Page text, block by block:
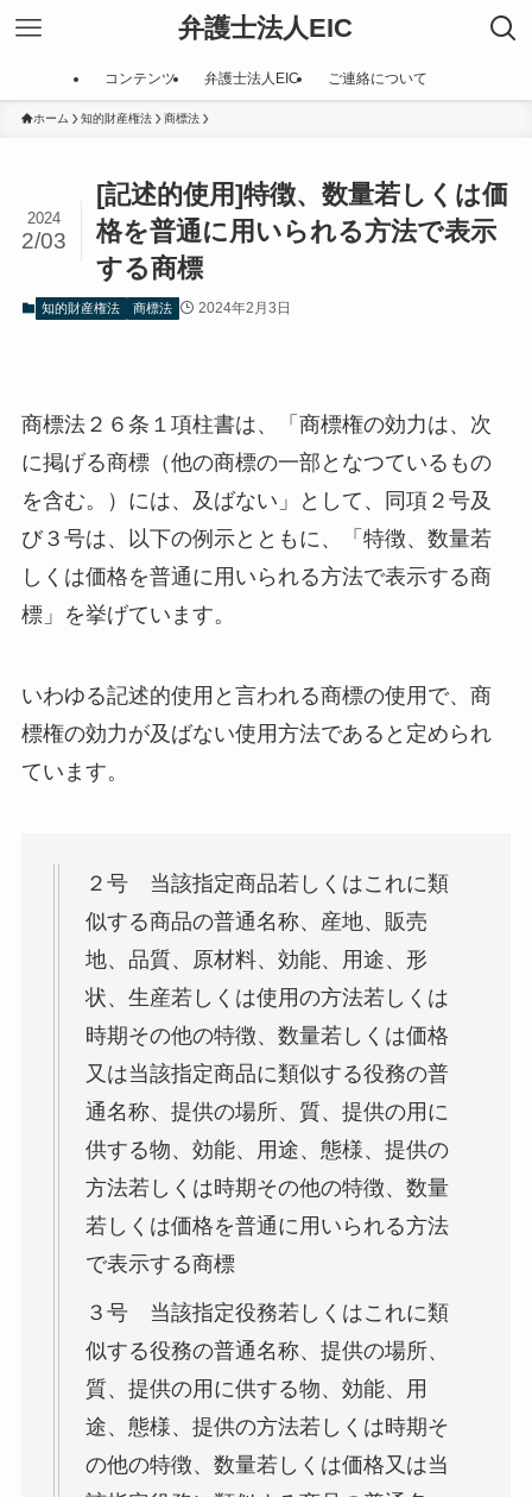
弁護士法人EIC
コンテンツ 弁護士法人EIC ご連絡について
ホーム 知的財産権法 商標法
[記述的使用]特徴、数量若しくは価
格を普通に用いられる方法で表示
する商標
2024
2/03
知的財産権法 商標法 2024年2月3日
商標法２６条１項柱書は、「商標権の効力は、次
に掲げる商標（他の商標の一部となつているもの
を含む。）には、及ばない」として、同項２号及
び３号は、以下の例示とともに、「特徴、数量若
しくは価格を普通に用いられる方法で表示する商
標」を挙げています。
いわゆる記述的使用と言われる商標の使用で、商
標権の効力が及ばない使用方法であると定められ
ています。
２号 当該指定商品若しくはこれに類
似する商品の普通名称、産地、販売
地、品質、原材料、効能、用途、形
状、生産若しくは使用の方法若しくは
時期その他の特徴、数量若しくは価格
又は当該指定商品に類似する役務の普
通名称、提供の場所、質、提供の用に
供する物、効能、用途、態様、提供の
方法若しくは時期その他の特徴、数量
若しくは価格を普通に用いられる方法
で表示する商標
３号 当該指定役務若しくはこれに類
似する役務の普通名称、提供の場所、
質、提供の用に供する物、効能、用
途、態様、提供の方法若しくは時期そ
の他の特徴、数量若しくは価格又は当